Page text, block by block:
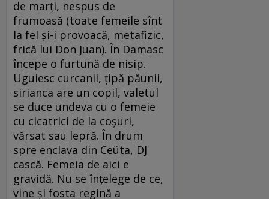
de marţi, nespus de
frumoasă (toate femeile sînt
la fel şi-i provoacă, metafizic,
frică lui Don Juan). În Damasc
începe o furtună de nisip.
Uguiesc curcanii, ţipă păunii,
sirianca are un copil, valetul
se duce undeva cu o femeie
cu cicatrici de la coşuri,
vărsat sau lepră. În drum
spre enclava din Ceüta, DJ
cască. Femeia de aici e
gravidă. Nu se înţelege de ce,
vine şi fosta regină a